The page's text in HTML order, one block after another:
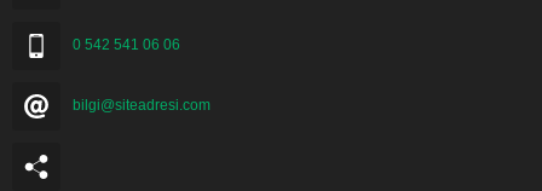
0 542 541 06 06
bilgi@siteadresi.com